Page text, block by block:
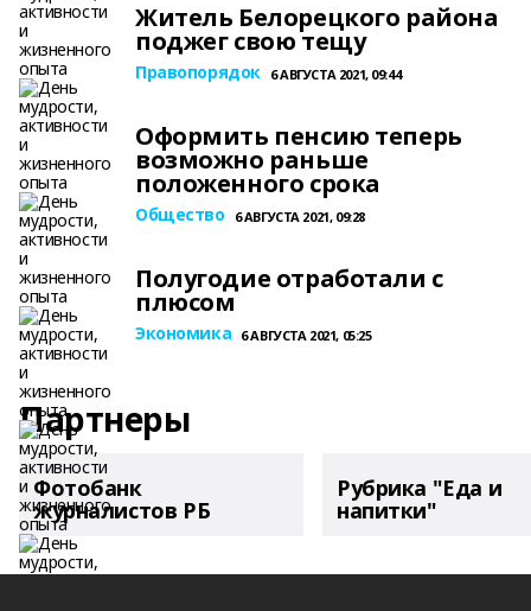
Житель Белорецкого района
поджег свою тещу
Правопорядок 6 АВГУСТА 2021, 09:44
Оформить пенсию теперь
возможно раньше
положенного срока
Общество 6 АВГУСТА 2021, 09:28
Полугодие отработали с
плюсом
Экономика 6 АВГУСТА 2021, 05:25
Партнеры
Фотобанк
журналистов РБ
Рубрика "Еда и
напитки"